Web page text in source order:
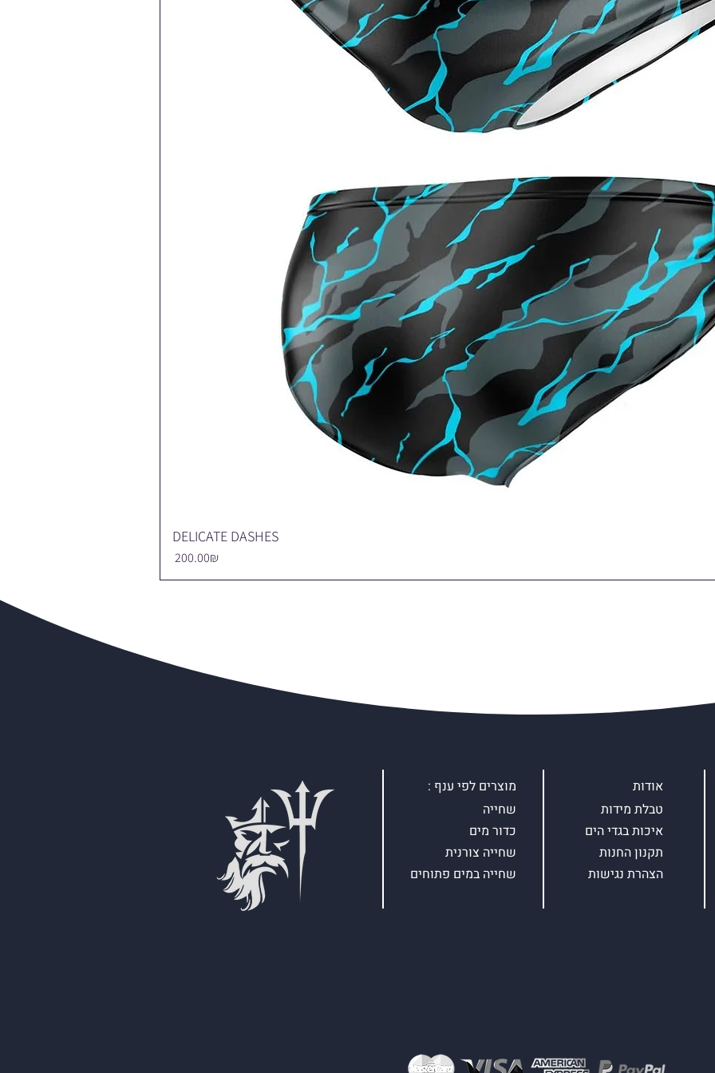
DELICATE DASHES
Price ‏200.00 ‏₪
אודות
טבלת מידות
איכות בגדי הים
תקנון החנות
הצהרת נגישות
מוצרים לפי ענף :
שחייה
כדור מים
שחייה צורנית
שחייה במים פתוחים